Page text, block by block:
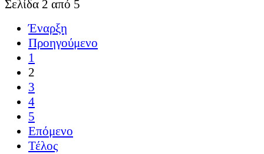
Σελίδα 2 από 5
Έναρξη
Προηγούμενο
1
2
3
4
5
Επόμενο
Τέλος